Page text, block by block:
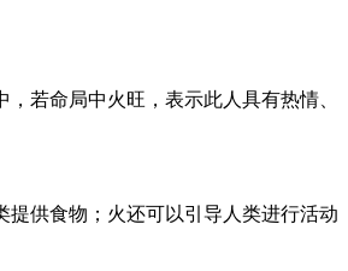
若命局中火旺，表示此人具有热情、
供食物；火还可以引导人类进行活动